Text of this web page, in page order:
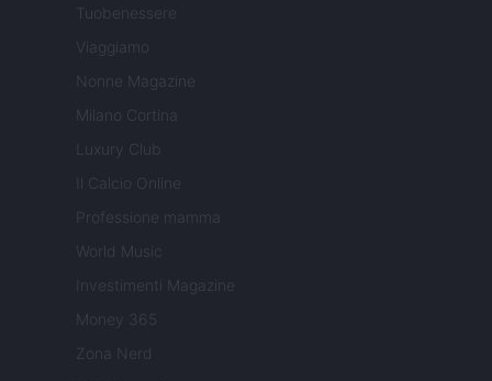
Tuobenessere
Viaggiamo
Nonne Magazine
Milano Cortina
Luxury Club
Il Calcio Online
Professione mamma
World Music
Investimenti Magazine
Money 365
Zona Nerd